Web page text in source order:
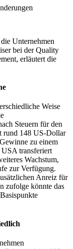
Unternehmen
bei der Quality
erläutert die
Weise
Steuern für den
rund 148 US-Dollar
zu einem
USA transferiert
Wachstum,
zur Verfügung.
Anreiz für
zufolge könnte das